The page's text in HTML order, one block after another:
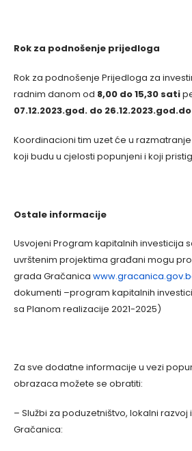
Rok za podnošenje prijedloga
Rok za podnošenje Prijedloga za
radnim danom od 8,00 do 15,30 sati
07.12.2023.god. do
Koordinacioni tim uzet će u
koji budu u cjelosti popunjeni i koji
Ostale informacije
Usvojeni Program kapitalnih investicija
uvrštenim projektima građani mogu
grada Gračanica
dokumenti –program kapitalnih
sa Planom realizacije 2021-2025)
Za sve dodatne informacije u vezi
obrazaca možete se obratiti:
– Službi za poduzetništvo, lokalni razvoj
Gračanica: